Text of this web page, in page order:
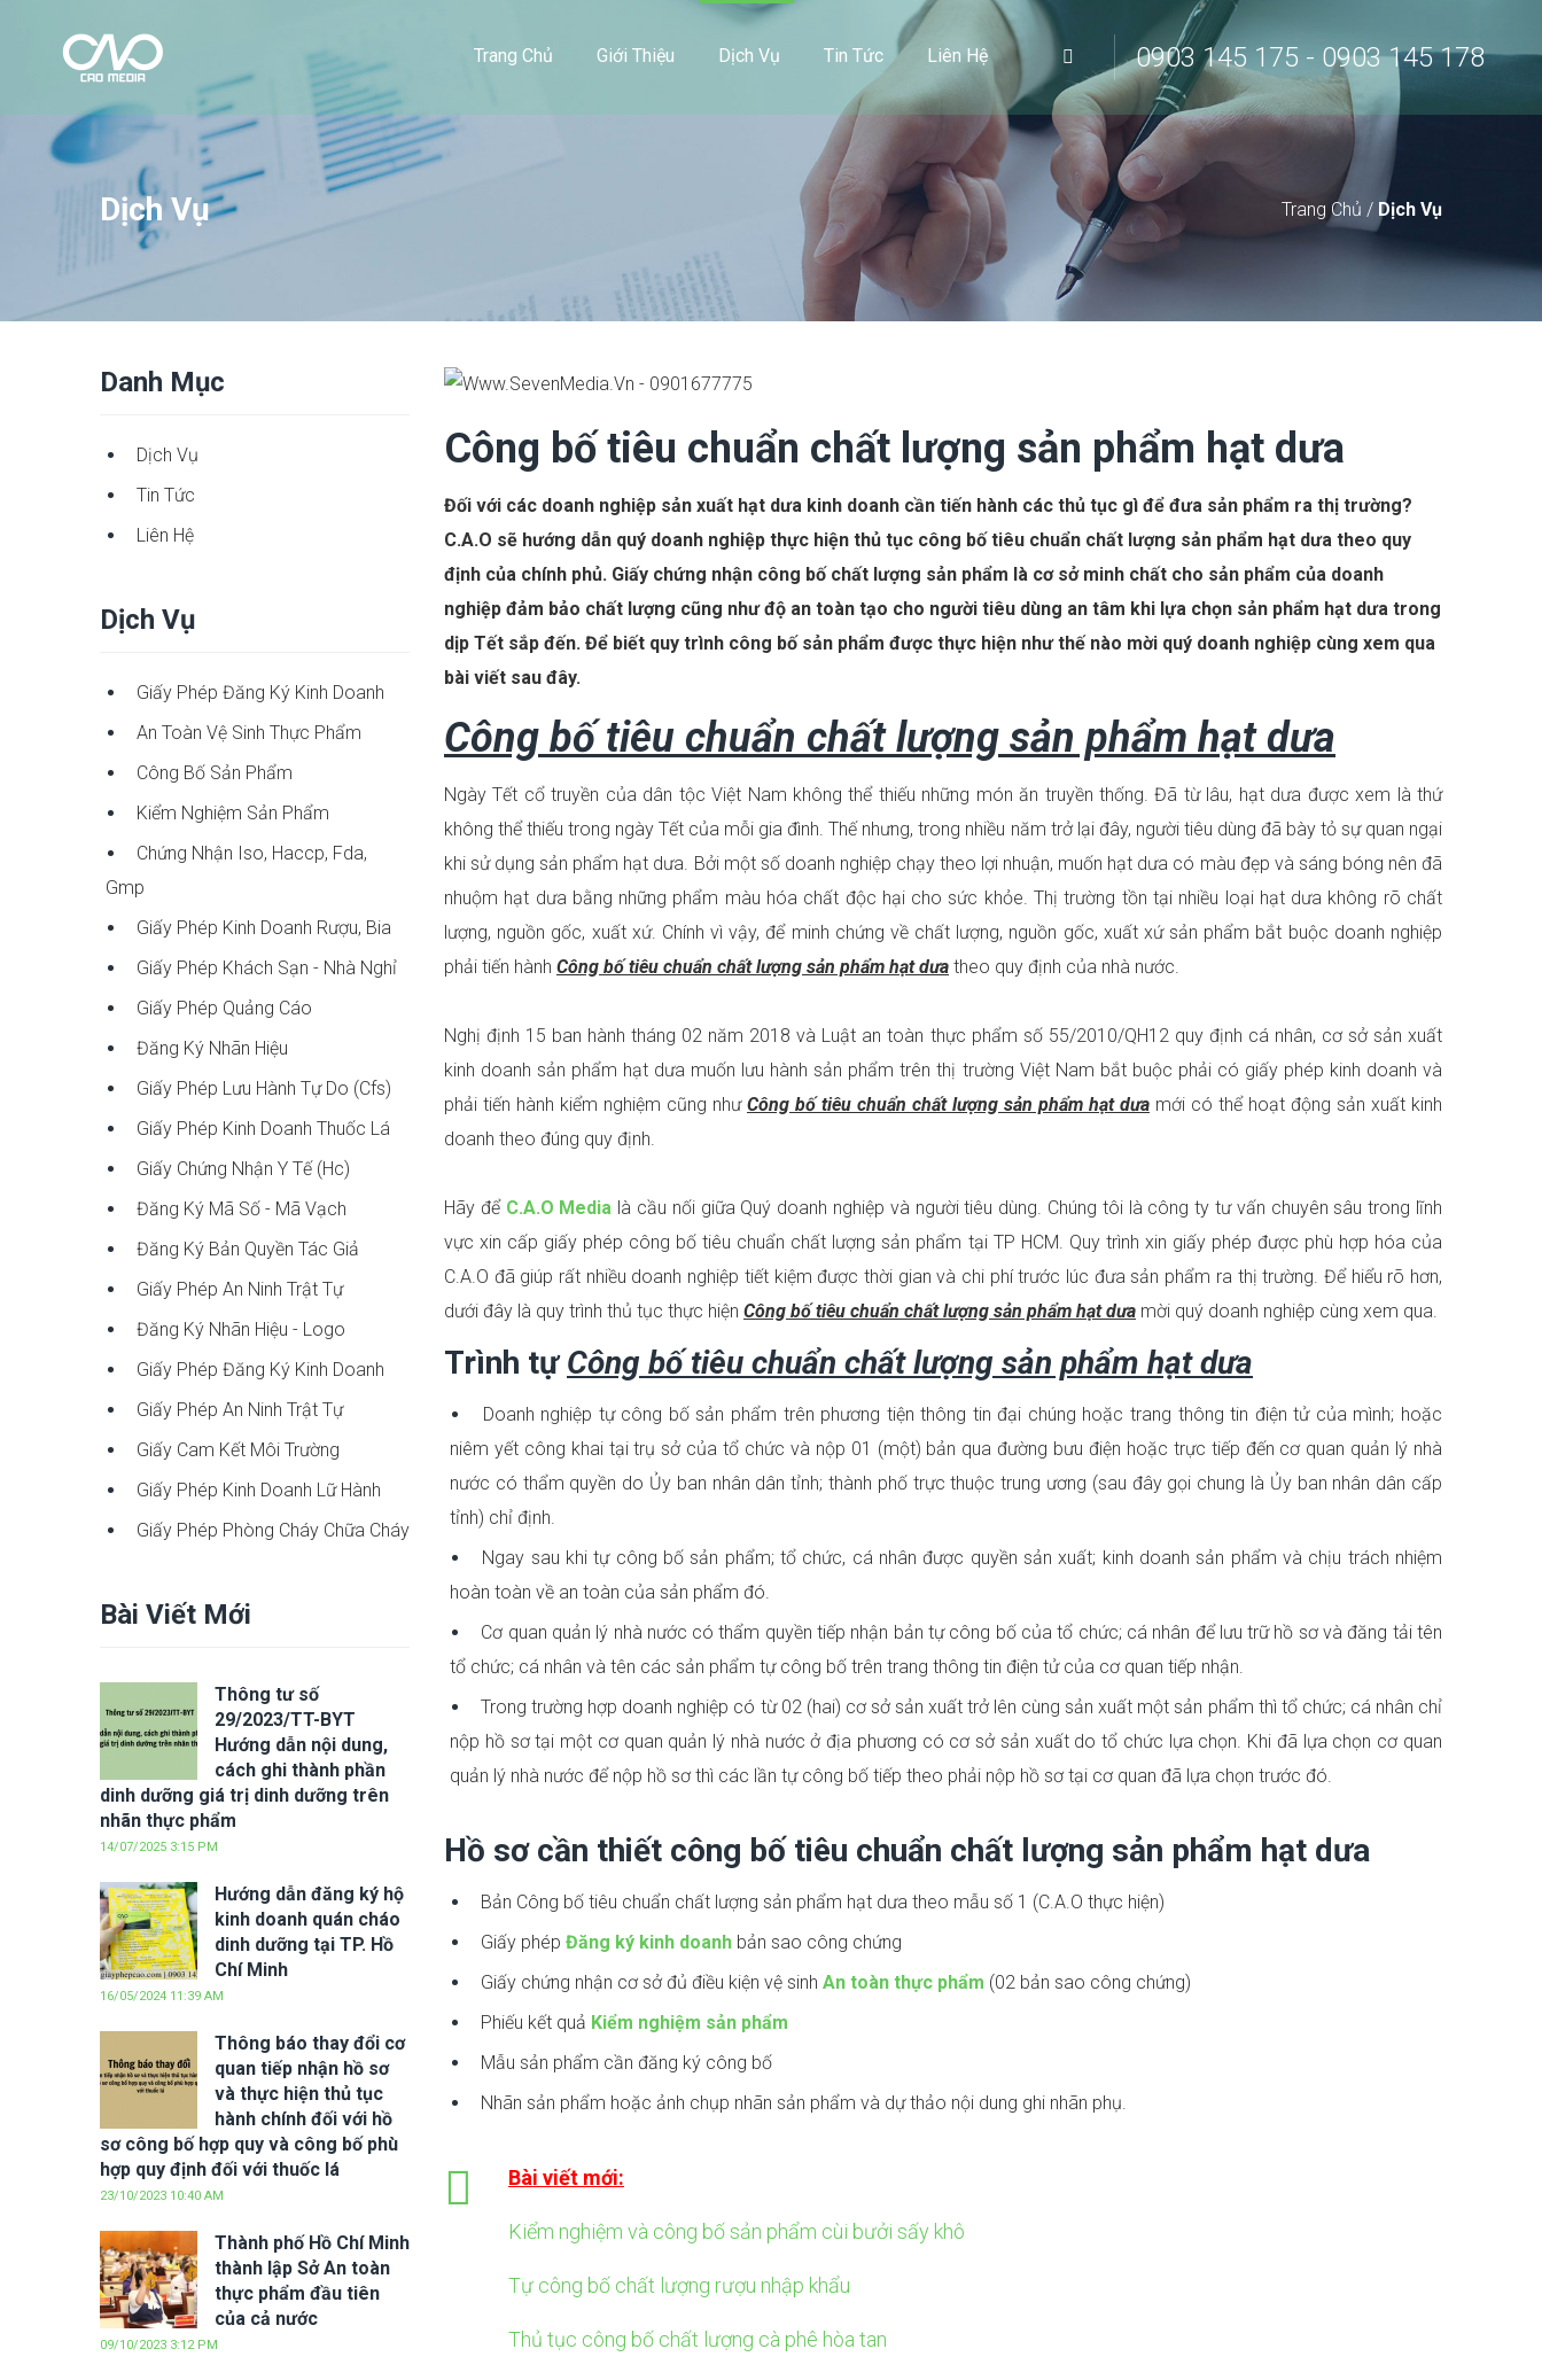
Trang Chủ Giới Thiệu Dịch Vụ Tin Tức Liên Hệ 0903 145 175 - 0903 145 178
Dịch Vụ Trang Chủ / Dịch Vụ
Công bố tiêu chuẩn chất lượng sản phẩm hạt dưa
Đối với các doanh nghiệp sản xuất hạt dưa kinh doanh cần tiến hành các thủ tục gì để đưa sản phẩm ra thị trường?
C.A.O sẽ hướng dẫn quý doanh nghiệp thực hiện thủ tục công bố tiêu chuẩn chất lượng sản phẩm hạt dưa theo quy
định của chính phủ. Giấy chứng nhận công bố chất lượng sản phẩm là cơ sở minh chất cho sản phẩm của doanh
nghiệp đảm bảo chất lượng cũng như độ an toàn tạo cho người tiêu dùng an tâm khi lựa chọn sản phẩm hạt dưa trong
dịp Tết sắp đến. Để biết quy trình công bố sản phẩm được thực hiện như thế nào mời quý doanh nghiệp cùng xem qua
bài viết sau đây.
Công bố tiêu chuẩn chất lượng sản phẩm hạt dưa
Ngày Tết cổ truyền của dân tộc Việt Nam không thể thiếu những món ăn truyền thống. Đã từ lâu, hạt dưa được xem là thứ
không thể thiếu trong ngày Tết của mỗi gia đình. Thế nhưng, trong nhiều năm trở lại đây, người tiêu dùng đã bày tỏ sự quan ngại
khi sử dụng sản phẩm hạt dưa. Bởi một số doanh nghiệp chạy theo lợi nhuận, muốn hạt dưa có màu đẹp và sáng bóng nên đã
nhuộm hạt dưa bằng những phẩm màu hóa chất độc hại cho sức khỏe. Thị trường tồn tại nhiều loại hạt dưa không rõ chất
lượng, nguồn gốc, xuất xứ. Chính vì vậy, để minh chứng về chất lượng, nguồn gốc, xuất xứ sản phẩm bắt buộc doanh nghiệp
phải tiến hành Công bố tiêu chuẩn chất lượng sản phẩm hạt dưa theo quy định của nhà nước.
Nghị định 15 ban hành tháng 02 năm 2018 và Luật an toàn thực phẩm số 55/2010/QH12 quy định cá nhân, cơ sở sản xuất
kinh doanh sản phẩm hạt dưa muốn lưu hành sản phẩm trên thị trường Việt Nam bắt buộc phải có giấy phép kinh doanh và
phải tiến hành kiểm nghiệm cũng như Công bố tiêu chuẩn chất lượng sản phẩm hạt dưa mới có thể hoạt động sản xuất kinh
doanh theo đúng quy định.
Hãy để C.A.O Media là cầu nối giữa Quý doanh nghiệp và người tiêu dùng. Chúng tôi là công ty tư vấn chuyên sâu trong lĩnh
vực xin cấp giấy phép công bố tiêu chuẩn chất lượng sản phẩm tại TP HCM. Quy trình xin giấy phép được phù hợp hóa của
C.A.O đã giúp rất nhiều doanh nghiệp tiết kiệm được thời gian và chi phí trước lúc đưa sản phẩm ra thị trường. Để hiểu rõ hơn,
dưới đây là quy trình thủ tục thực hiện Công bố tiêu chuẩn chất lượng sản phẩm hạt dưa mời quý doanh nghiệp cùng xem qua.
Trình tựCông bố tiêu chuẩn chất lượng sản phẩm hạt dưa
Doanh nghiệp tự công bố sản phẩm trên phương tiện thông tin đại chúng hoặc trang thông tin điện tử của mình; hoặc
niêm yết công khai tại trụ sở của tổ chức và nộp 01 (một) bản qua đường bưu điện hoặc trực tiếp đến cơ quan quản lý nhà
nước có thẩm quyền do Ủy ban nhân dân tỉnh; thành phố trực thuộc trung ương (sau đây gọi chung là Ủy ban nhân dân cấp
tỉnh) chỉ định.
Ngay sau khi tự công bố sản phẩm; tổ chức, cá nhân được quyền sản xuất; kinh doanh sản phẩm và chịu trách nhiệm
hoàn toàn về an toàn của sản phẩm đó.
Cơ quan quản lý nhà nước có thẩm quyền tiếp nhận bản tự công bố của tổ chức; cá nhân để lưu trữ hồ sơ và đăng tải tên
tổ chức; cá nhân và tên các sản phẩm tự công bố trên trang thông tin điện tử của cơ quan tiếp nhận.
Trong trường hợp doanh nghiệp có từ 02 (hai) cơ sở sản xuất trở lên cùng sản xuất một sản phẩm thì tổ chức; cá nhân chỉ
nộp hồ sơ tại một cơ quan quản lý nhà nước ở địa phương có cơ sở sản xuất do tổ chức lựa chọn. Khi đã lựa chọn cơ quan
quản lý nhà nước để nộp hồ sơ thì các lần tự công bố tiếp theo phải nộp hồ sơ tại cơ quan đã lựa chọn trước đó.
Hồ sơ cần thiết công bố tiêu chuẩn chất lượng sản phẩm hạt dưa
Bản Công bố tiêu chuẩn chất lượng sản phẩm hạt dưa theo mẫu số 1 (C.A.O thực hiện)
Giấy phép Đăng ký kinh doanh bản sao công chứng
Giấy chứng nhận cơ sở đủ điều kiện vệ sinh An toàn thực phẩm (02 bản sao công chứng)
Phiếu kết quả Kiểm nghiệm sản phẩm
Mẫu sản phẩm cần đăng ký công bố
Nhãn sản phẩm hoặc ảnh chụp nhãn sản phẩm và dự thảo nội dung ghi nhãn phụ.
Bài viết mới:
Kiểm nghiệm và công bố sản phẩm cùi bưởi sấy khô
Tự công bố chất lượng rượu nhập khẩu
Thủ tục công bố chất lượng cà phê hòa tan
Danh Mục
Dịch Vụ
Tin Tức
Liên Hệ
Dịch Vụ
Giấy Phép Đăng Ký Kinh Doanh
An Toàn Vệ Sinh Thực Phẩm
Công Bố Sản Phẩm
Kiểm Nghiệm Sản Phẩm
Chứng Nhận Iso, Haccp, Fda,
Gmp
Giấy Phép Kinh Doanh Rượu, Bia
Giấy Phép Khách Sạn - Nhà Nghỉ
Giấy Phép Quảng Cáo
Đăng Ký Nhãn Hiệu
Giấy Phép Lưu Hành Tự Do (cfs)
Giấy Phép Kinh Doanh Thuốc Lá
Giấy Chứng Nhận Y Tế (hc)
Đăng Ký Mã Số - Mã Vạch
Đăng Ký Bản Quyền Tác Giả
Giấy Phép An Ninh Trật Tự
Đăng Ký Nhãn Hiệu - Logo
Giấy Phép Đăng Ký Kinh Doanh
Giấy Phép An Ninh Trật Tự
Giấy Cam Kết Môi Trường
Giấy Phép Kinh Doanh Lữ Hành
Giấy Phép Phòng Cháy Chữa Cháy
Bài Viết Mới
Thông tư số
29/2023/TT-BYT
Hướng dẫn nội dung,
cách ghi thành phần
dinh dưỡng giá trị dinh dưỡng trên
nhãn thực phẩm
14/07/2025 3:15 PM
Hướng dẫn đăng ký hộ
kinh doanh quán cháo
dinh dưỡng tại TP. Hồ
Chí Minh
16/05/2024 11:39 AM
Thông báo thay đổi cơ
quan tiếp nhận hồ sơ
và thực hiện thủ tục
hành chính đối với hồ
sơ công bố hợp quy và công bố phù
hợp quy định đối với thuốc lá
23/10/2023 10:40 AM
Thành phố Hồ Chí Minh
thành lập Sở An toàn
thực phẩm đầu tiên
của cả nước
09/10/2023 3:12 PM